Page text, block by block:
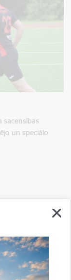
sacensības
un speciālo